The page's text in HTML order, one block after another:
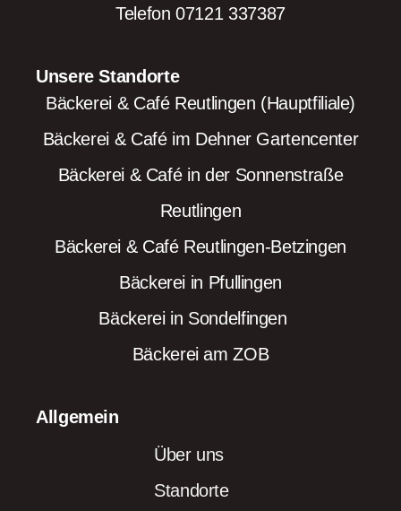
Telefon 07121 337387
Unsere Standorte
Bäckerei & Café Reutlingen (Hauptfiliale)
Bäckerei & Café im Dehner Gartencenter
Bäckerei & Café in der Sonnenstraße
Reutlingen
Bäckerei & Café Reutlingen-Betzingen
Bäckerei in Pfullingen
Bäckerei in Sondelfingen
Bäckerei am ZOB
Allgemein
Über uns
Standorte